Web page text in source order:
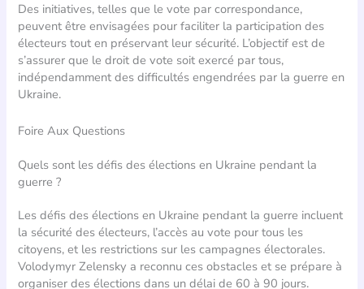
Des initiatives, telles que le vote par correspondance,
peuvent être envisagées pour faciliter la participation des
électeurs tout en préservant leur sécurité. L’objectif est de
s’assurer que le droit de vote soit exercé par tous,
indépendamment des difficultés engendrées par la guerre en
Ukraine.
Foire Aux Questions
Quels sont les défis des élections en Ukraine pendant la
guerre ?
Les défis des élections en Ukraine pendant la guerre incluent
la sécurité des électeurs, l’accès au vote pour tous les
citoyens, et les restrictions sur les campagnes électorales.
Volodymyr Zelensky a reconnu ces obstacles et se prépare à
organiser des élections dans un délai de 60 à 90 jours.